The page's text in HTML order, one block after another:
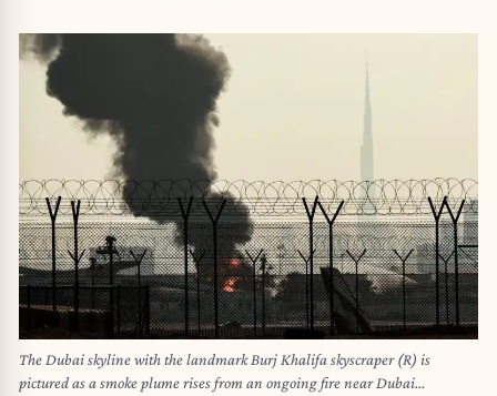
The Dubai skyline with the landmark Burj Khalifa skyscraper (R) is
pictured as a smoke plume rises from an ongoing fire near Dubai